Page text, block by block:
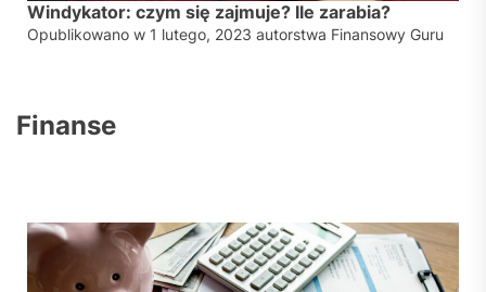
Windykator: czym się zajmuje? Ile zarabia?
Opublikowano w 1 lutego, 2023 autorstwa Finansowy Guru
Finanse